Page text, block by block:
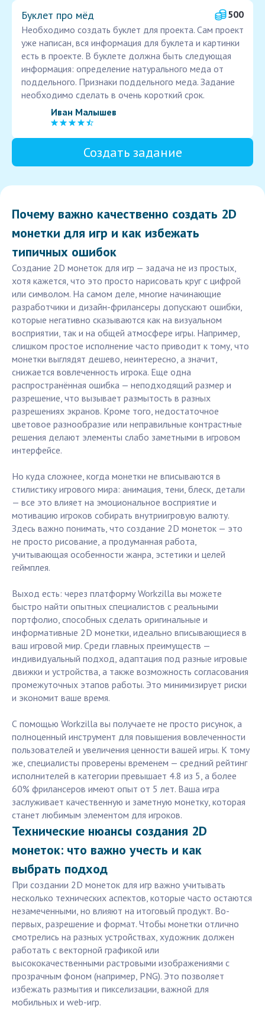
Буклет про мёд
500
Необходимо создать буклет для проекта. Сам проект
уже написан, вся информация для буклета и картинки
есть в проекте. В буклете должна быть следующая
информация: определение натурального меда от
поддельного. Признаки поддельного меда. Задание
необходимо сделать в очень короткий срок.
Иван Малышев
Создать задание
Почему важно качественно создать 2D
монетки для игр и как избежать
типичных ошибок
Создание 2D монеток для игр — задача не из простых,
хотя кажется, что это просто нарисовать круг с цифрой
или символом. На самом деле, многие начинающие
разработчики и дизайн-фрилансеры допускают ошибки,
которые негативно сказываются как на визуальном
восприятии, так и на общей атмосфере игры. Например,
слишком простое исполнение часто приводит к тому, что
монетки выглядят дешево, неинтересно, а значит,
снижается вовлеченность игрока. Еще одна
распространённая ошибка — неподходящий размер и
разрешение, что вызывает размытость в разных
разрешениях экранов. Кроме того, недостаточное
цветовое разнообразие или неправильные контрастные
решения делают элементы слабо заметными в игровом
интерфейсе.
Но куда сложнее, когда монетки не вписываются в
стилистику игрового мира: анимация, тени, блеск, детали
— все это влияет на эмоциональное восприятие и
мотивацию игроков собирать внутриигровую валюту.
Здесь важно понимать, что создание 2D монеток — это
не просто рисование, а продуманная работа,
учитывающая особенности жанра, эстетики и целей
геймплея.
Выход есть: через платформу Workzilla вы можете
быстро найти опытных специалистов с реальными
портфолио, способных сделать оригинальные и
информативные 2D монетки, идеально вписывающиеся в
ваш игровой мир. Среди главных преимуществ —
индивидуальный подход, адаптация под разные игровые
движки и устройства, а также возможность согласования
промежуточных этапов работы. Это минимизирует риски
и экономит ваше время.
С помощью Workzilla вы получаете не просто рисунок, а
полноценный инструмент для повышения вовлеченности
пользователей и увеличения ценности вашей игры. К тому
же, специалисты проверены временем — средний рейтинг
исполнителей в категории превышает 4.8 из 5, а более
60% фрилансеров имеют опыт от 5 лет. Ваша игра
заслуживает качественную и заметную монетку, которая
станет любимым элементом для игроков.
Технические нюансы создания 2D
монеток: что важно учесть и как
выбрать подход
При создании 2D монеток для игр важно учитывать
несколько технических аспектов, которые часто остаются
незамеченными, но влияют на итоговый продукт. Во-
первых, разрешение и формат. Чтобы монетки отлично
смотрелись на разных устройствах, художник должен
работать с векторной графикой или
высококачественными растровыми изображениями с
прозрачным фоном (например, PNG). Это позволяет
избежать размытия и пикселизации, важной для
мобильных и web-игр.